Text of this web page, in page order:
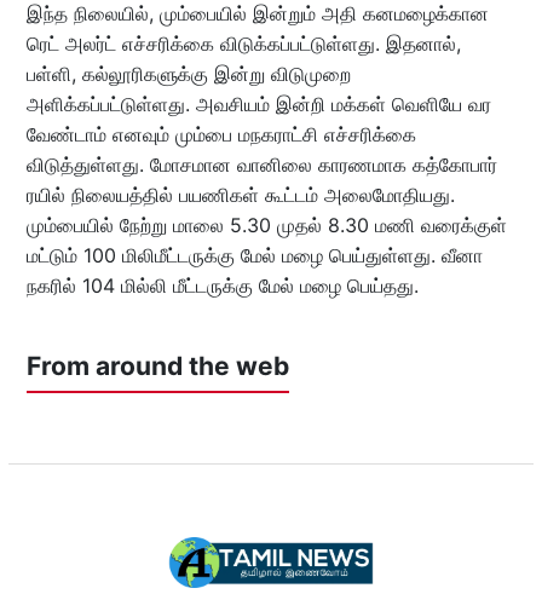
இந்த நிலையில், மும்பையில் இன்றும் அதி கனமழைக்கான
ரெட் அலர்ட் எச்சரிக்கை விடுக்கப்பட்டுள்ளது. இதனால்,
பள்ளி, கல்லூரிகளுக்கு இன்று விடுமுறை
அளிக்கப்பட்டுள்ளது. அவசியம் இன்றி மக்கள் வெளியே வர
வேண்டாம் எனவும் மும்பை மநகராட்சி எச்சரிக்கை
விடுத்துள்ளது. மோசமான வானிலை காரணமாக கத்கோபார்
ரயில் நிலையத்தில் பயணிகள் கூட்டம் அலைமோதியது.
மும்பையில் நேற்று மாலை 5.30 முதல் 8.30 மணி வரைக்குள்
மட்டும் 100 மிலிமீட்டருக்கு மேல் மழை பெய்துள்ளது. வீனா
நகரில் 104 மில்லி மீட்டருக்கு மேல் மழை பெய்தது.
From around the web